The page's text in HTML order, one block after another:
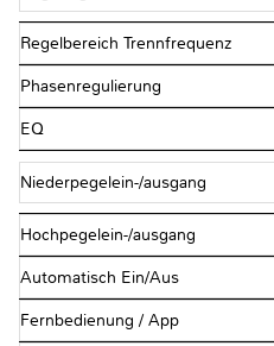
Regelbereich Trennfrequenz
Phasenregulierung
EQ
Niederpegelein-/ausgang
Hochpegelein-/ausgang
Automatisch Ein/Aus
Fernbedienung / App